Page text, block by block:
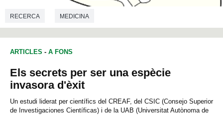
RECERCA MEDICINA
ARTICLES - A FONS
Els secrets per ser una espècie
invasora d'èxit
Un estudi liderat per científics del CREAF, del CSIC (Consejo Superior
de Investigaciones Científicas) i de la UAB (Universitat Autònoma de